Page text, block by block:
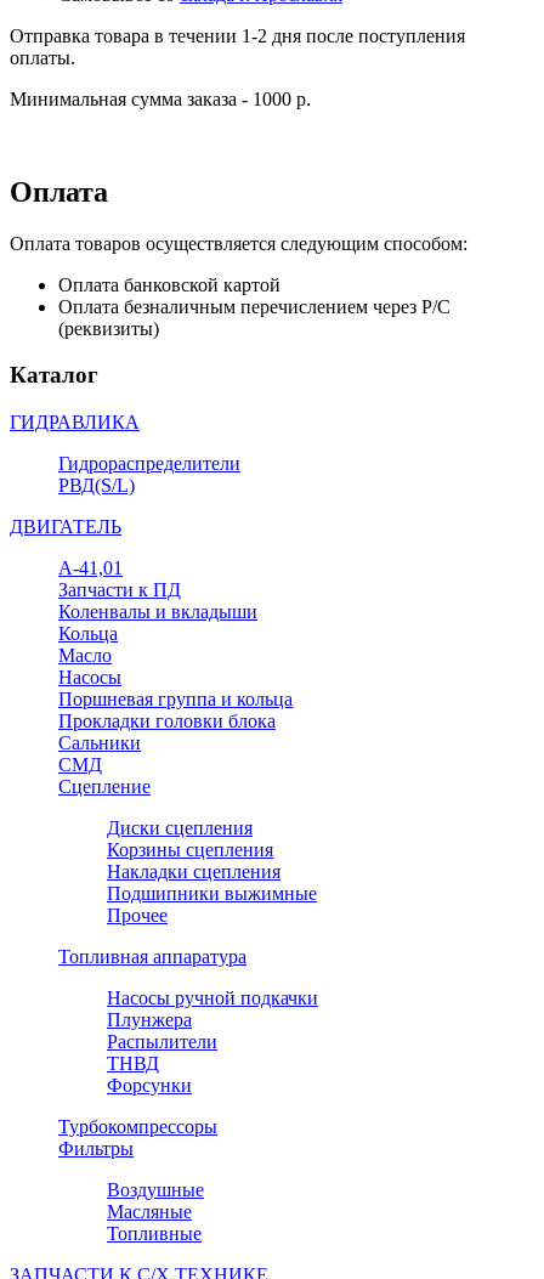
Отправка товара в течении 1-2 дня после поступления
оплаты.
Минимальная сумма заказа - 1000 р.
Оплата
Оплата товаров осуществляется следующим способом:
Оплата банковской картой
Оплата безналичным перечислением через Р/С
(реквизиты)
Каталог
ГИДРАВЛИКА
Гидрораспределители
РВД(S/L)
ДВИГАТЕЛЬ
А-41,01
Запчасти к ПД
Коленвалы и вкладыши
Кольца
Масло
Насосы
Поршневая группа и кольца
Прокладки головки блока
Сальники
СМД
Сцепление
Диски сцепления
Корзины сцепления
Накладки сцепления
Подшипники выжимные
Прочее
Топливная аппаратура
Насосы ручной подкачки
Плунжера
Распылители
ТНВД
Форсунки
Турбокомпрессоры
Фильтры
Воздушные
Масляные
Топливные
ЗАПЧАСТИ К С/Х ТЕХНИКЕ